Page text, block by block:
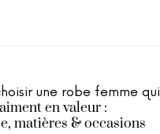
une robe femme qui
en valeur :
matières & occasions